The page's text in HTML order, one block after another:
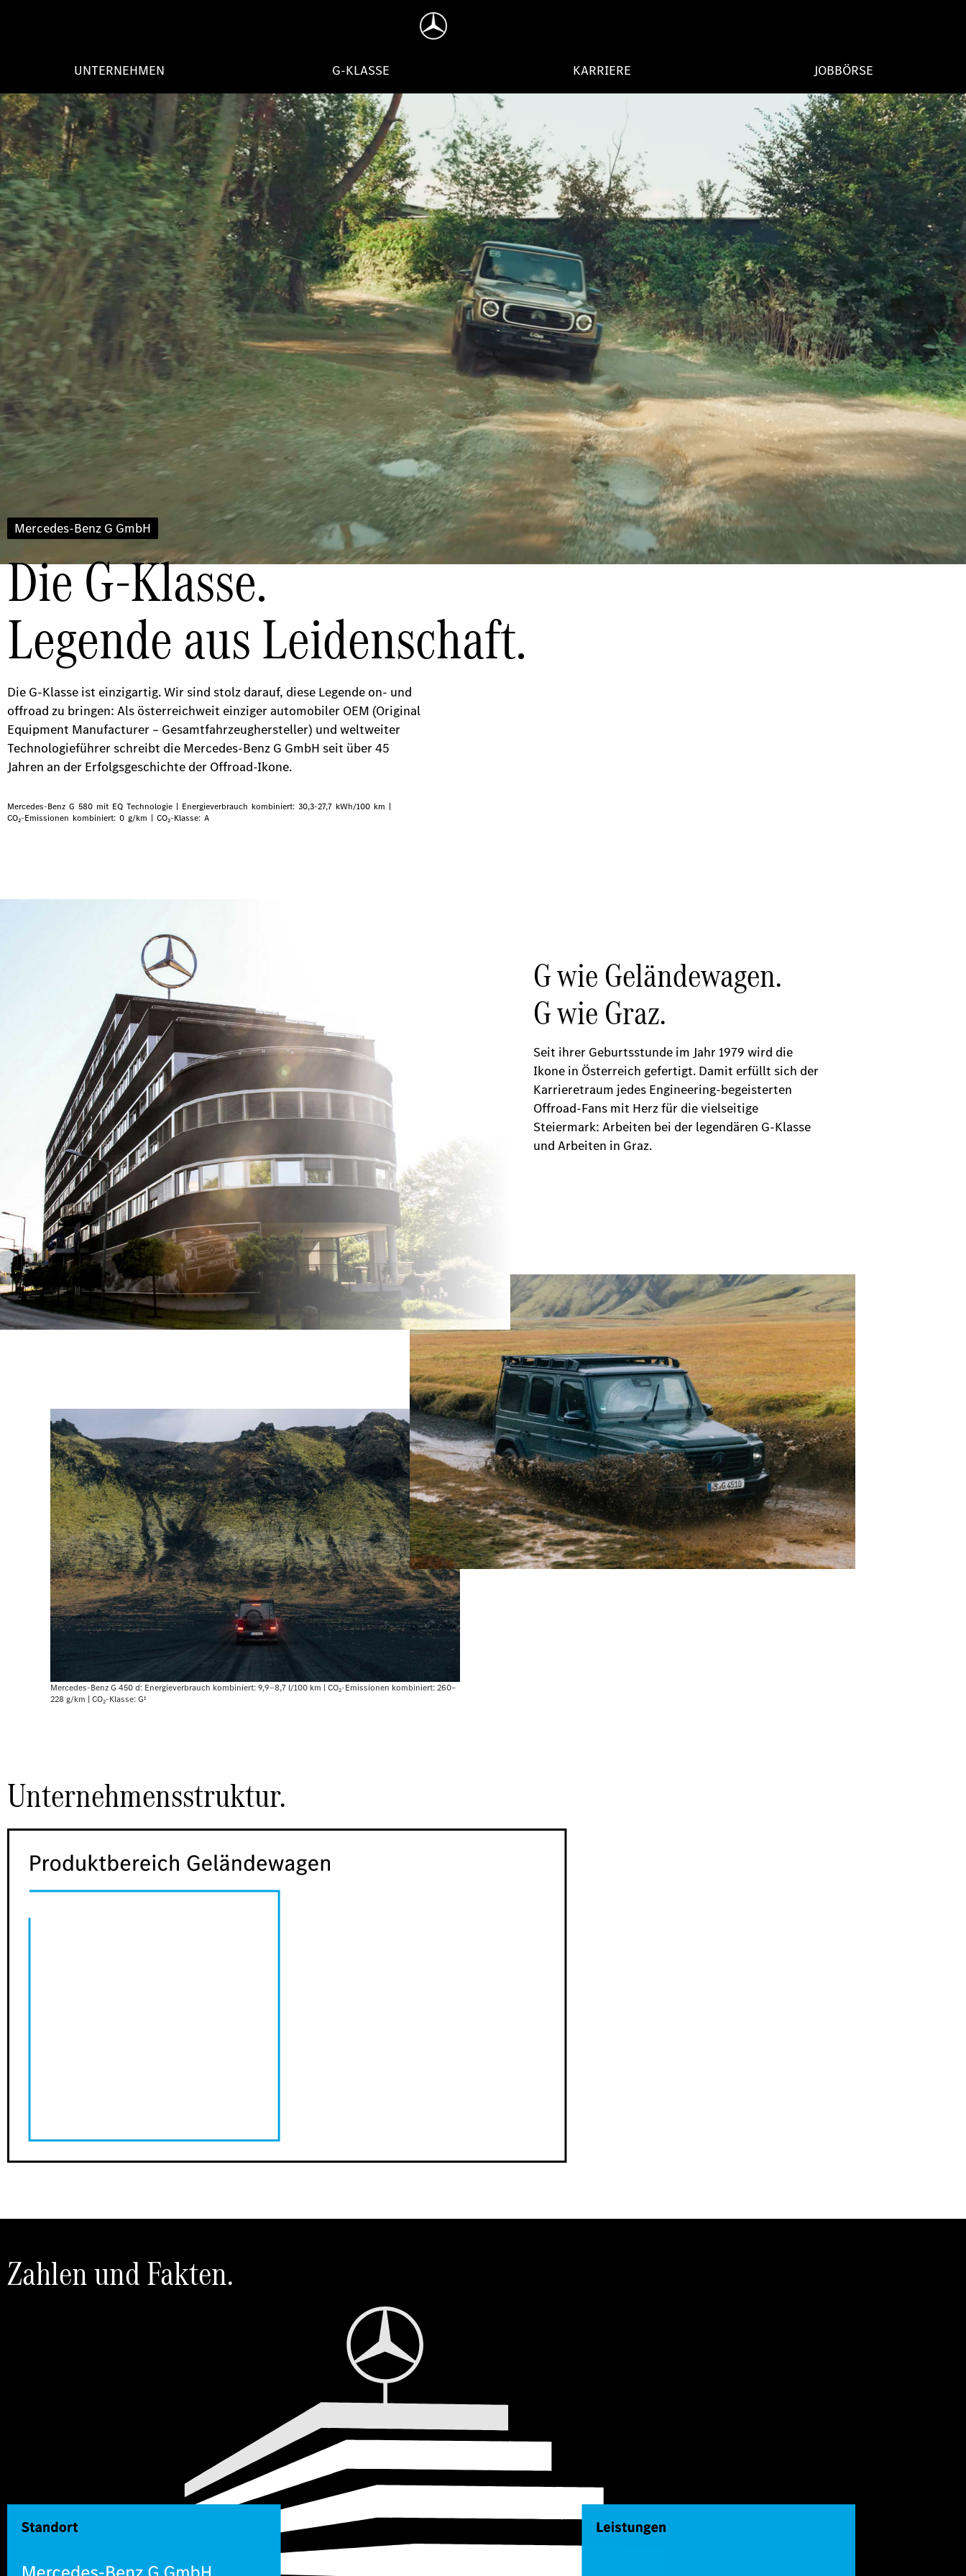
UNTERNEHMEN G-KLASSE KARRIERE JOBBÖRSE
Mercedes-Benz G GmbH
Die G-Klasse.
Legende aus Leidenschaft.
Die G-Klasse ist einzigartig. Wir sind stolz darauf, diese Legende on- und
offroad zu bringen: Als österreichweit einziger automobiler OEM (Original
Equipment Manufacturer – Gesamtfahrzeughersteller) und weltweiter
Technologieführer schreibt die Mercedes-Benz G GmbH seit über 45
Jahren an der Erfolgsgeschichte der Offroad-Ikone.
Mercedes-Benz G 580 mit EQ Technologie | Energieverbrauch kombiniert: 30,3-27,7 kWh/100 km |
CO₂-Emissionen kombiniert: 0 g/km | CO₂-Klasse: A
G wie Geländewagen.
G wie Graz.
Seit ihrer Geburtsstunde im Jahr 1979 wird die
Ikone in Österreich gefertigt. Damit erfüllt sich der
Karrieretraum jedes Engineering-begeisterten
Offroad-Fans mit Herz für die vielseitige
Steiermark: Arbeiten bei der legendären G-Klasse
und Arbeiten in Graz.
Mercedes-Benz G 450 d: Energieverbrauch kombiniert: 9,9‒8,7 l/100 km | CO₂-Emissionen kombiniert: 260‒
228 g/km | CO₂-Klasse: G¹
Unternehmensstruktur.
Zahlen und Fakten.